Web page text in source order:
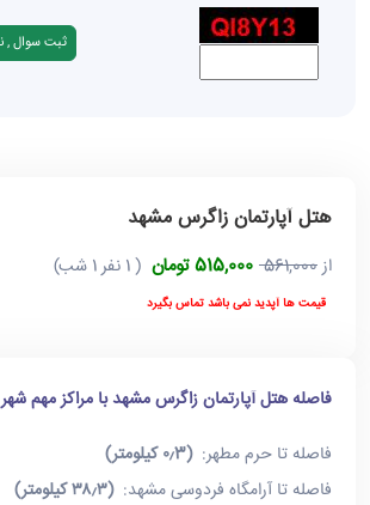
هتل آپارتمان زاگرس مشهد
از561,000 515,000 تومان ( 1 نفر 1 شب)
قیمت ها آپدید نمی باشد تماس بگیرد
فاصله هتل آپارتمان زاگرس مشهد با مراکز مهم شهر
فاصله تا حرم مطهر:(۰٫3 کیلومتر)
فاصله تا آرامگاه فردوسی مشهد:(۳۸٫۳ کیلومتر)